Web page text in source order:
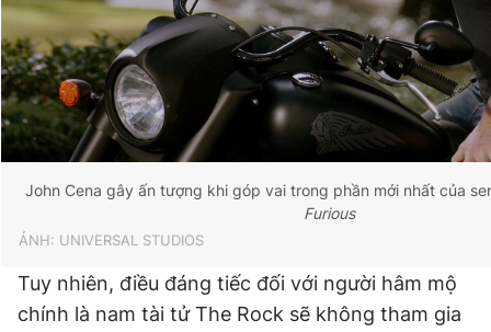
John Cena gây ấn tượng khi góp vai trong phần mới nhất của
Furious
ẢNH: UNIVERSAL STUDIOS
Tuy nhiên, điều đáng tiếc đối với người hâm mộ
chính là nam tài tử The Rock sẽ không tham gia